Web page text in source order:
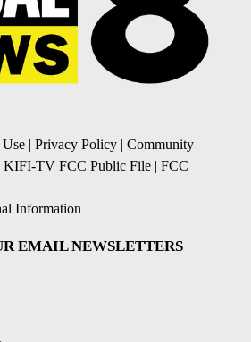
| Privacy Policy | Community
KIFI-TV FCC Public File | FCC
Information
EMAIL NEWSLETTERS